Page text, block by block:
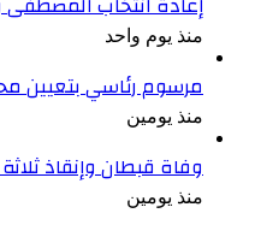
منذ يوم واحد
مرسوم رئاسي بتعيين
منذ يومين
وفاة قبطان وإنقاذ
منذ يومين